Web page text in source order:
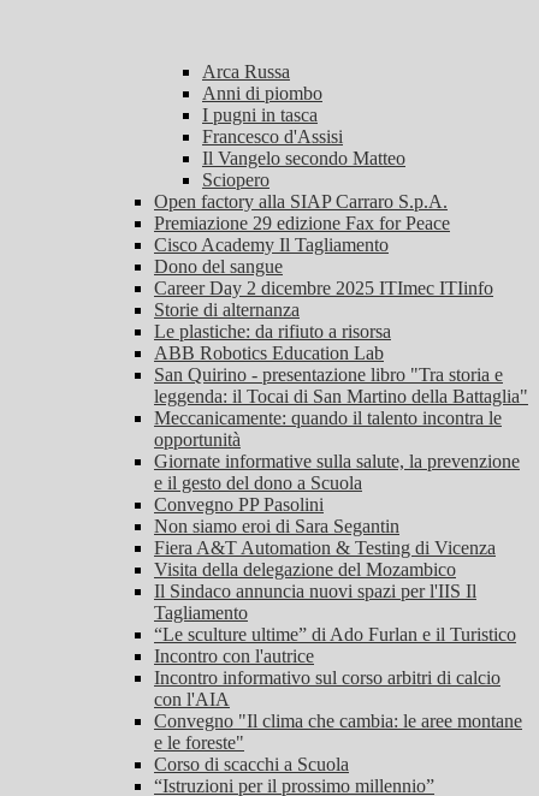
Arca Russa
Anni di piombo
I pugni in tasca
Francesco d'Assisi
Il Vangelo secondo Matteo
Sciopero
Open factory alla SIAP Carraro S.p.A.
Premiazione 29 edizione Fax for Peace
Cisco Academy Il Tagliamento
Dono del sangue
Career Day 2 dicembre 2025 ITImec ITIinfo
Storie di alternanza
Le plastiche: da rifiuto a risorsa
ABB Robotics Education Lab
San Quirino - presentazione libro "Tra storia e
leggenda: il Tocai di San Martino della Battaglia"
Meccanicamente: quando il talento incontra le
opportunità
Giornate informative sulla salute, la prevenzione
e il gesto del dono a Scuola
Convegno PP Pasolini
Non siamo eroi di Sara Segantin
Fiera A&T Automation & Testing di Vicenza
Visita della delegazione del Mozambico
Il Sindaco annuncia nuovi spazi per l'IIS Il
Tagliamento
“Le sculture ultime” di Ado Furlan e il Turistico
Incontro con l'autrice
Incontro informativo sul corso arbitri di calcio
con l'AIA
Convegno "Il clima che cambia: le aree montane
e le foreste"
Corso di scacchi a Scuola
“Istruzioni per il prossimo millennio”